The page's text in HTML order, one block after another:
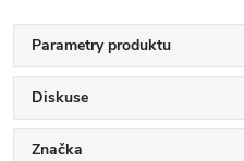
Parametry produktu
Diskuse
Značka